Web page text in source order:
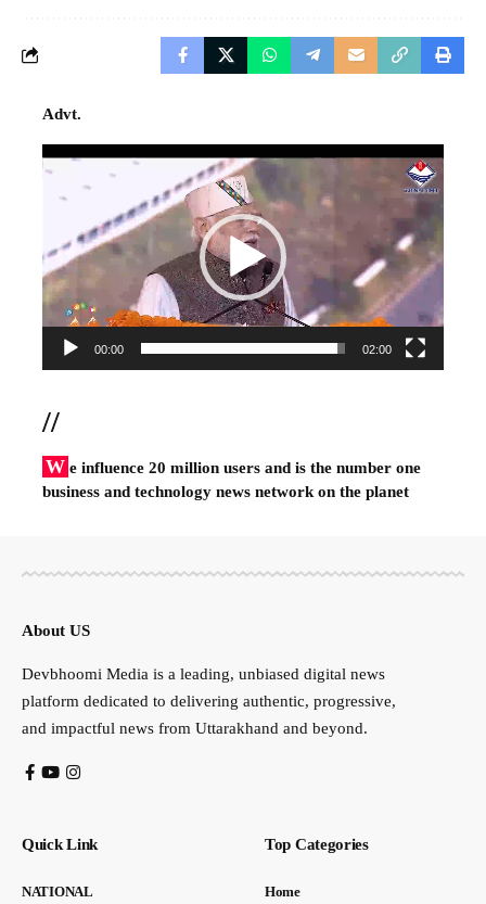
Advt.
Video
00:00 02:00
//
W e influence 20 million users and is the number one
business and technology news network on the planet
About US
Devbhoomi Media is a leading, unbiased digital news
platform dedicated to delivering authentic, progressive,
and impactful news from Uttarakhand and beyond.
Quick Link
NATIONAL
Top Categories
Home